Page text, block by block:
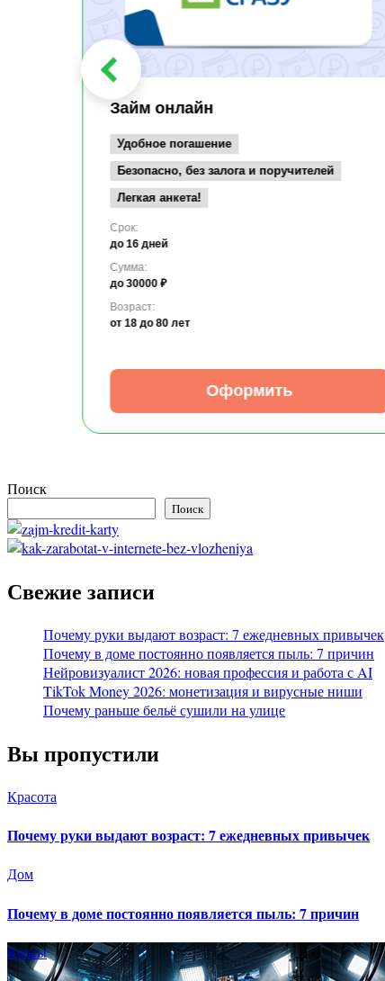
Займ онлайн
Удобное погашение
Безопасно, без залога и поручителей
Легкая анкета!
Срок:
до 16 дней
Сумма:
до 30000 ₽
Возраст:
от 18 до 80 лет
Оформить
Поиск
Поиск
Свежие записи
Почему руки выдают возраст: 7 ежедневных привычек
Почему в доме постоянно появляется пыль: 7 причин
Нейровизуалист 2026: новая профессия и работа с AI
TikTok Money 2026: монетизация и вирусные ниши
Почему раньше бельё сушили на улице
Вы пропустили
Красота
Почему руки выдают возраст: 7 ежедневных привычек
Дом
Почему в доме постоянно появляется пыль: 7 причин
Курсы